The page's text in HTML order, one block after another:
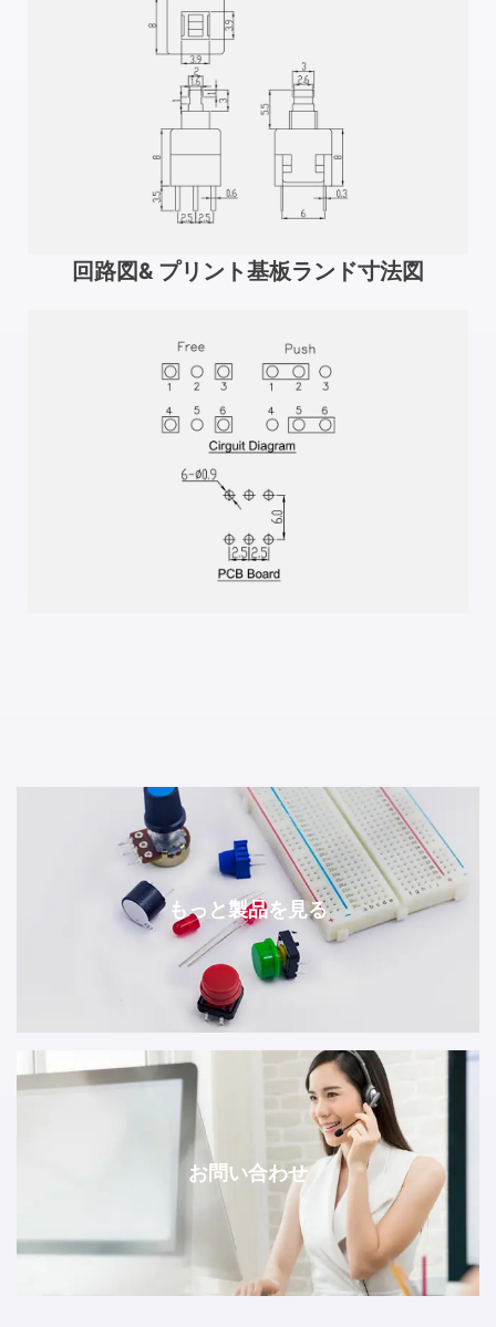
回路図& プリント基板ランド寸法図
もっと製品を見る
お問い合わせ